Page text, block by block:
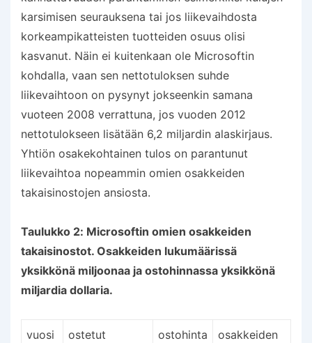
karsimisen seurauksena tai jos liikevaihdosta
korkeampikatteisten tuotteiden osuus olisi
kasvanut. Näin ei kuitenkaan ole Microsoftin
kohdalla, vaan sen nettotuloksen suhde
liikevaihtoon on pysynyt jokseenkin samana
vuoteen 2008 verrattuna, jos vuoden 2012
nettotulokseen lisätään 6,2 miljardin alaskirjaus.
Yhtiön osakekohtainen tulos on parantunut
liikevaihtoa nopeammin omien osakkeiden
takaisinostojen ansiosta.
Taulukko 2: Microsoftin omien osakkeiden
takaisinostot. Osakkeiden lukumäärissä
yksikkönä miljoonaa ja ostohinnassa yksikkönä
miljardia dollaria.
vuosi
ostetut
ostohinta
osakkeiden